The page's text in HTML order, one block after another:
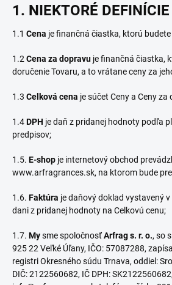
1. NIEKTORÉ DEFINÍCIE
1.1 Cena je finančná čiastka, ktorú
1.2 Cena za dopravu je finančná čiastka,
doručenie Tovaru, a to vrátane ceny za
1.3 Celková cena je súčet Ceny a Ceny za
1.4DPH je daň z pridanej hodnoty podľa
predpisov;
1.5. E-shop je internetový obchod
www.arfragrances.sk, na ktorom bude
1.6. Faktúra je daňový doklad vystavený
dani z pridanej hodnoty na Celkovú cenu;
1.7. Mysme spoločnosťArfrag s. r. o., so
925 22 Veľké Úľany, IČO: 57087288,
registri Okresného súdu Trnava, oddiel:
DIČ: 2122560682, IČ DPH: SK2122560682